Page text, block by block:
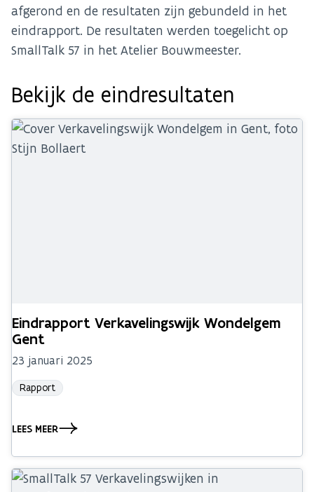
afgerond en de resultaten zijn gebundeld in het
eindrapport. De resultaten werden toegelicht op
SmallTalk 57 in het Atelier Bouwmeester.
Bekijk de eindresultaten
Eindrapport Verkavelingswijk Wondelgem
Gent
23 januari 2025
Rapport
LEES MEER